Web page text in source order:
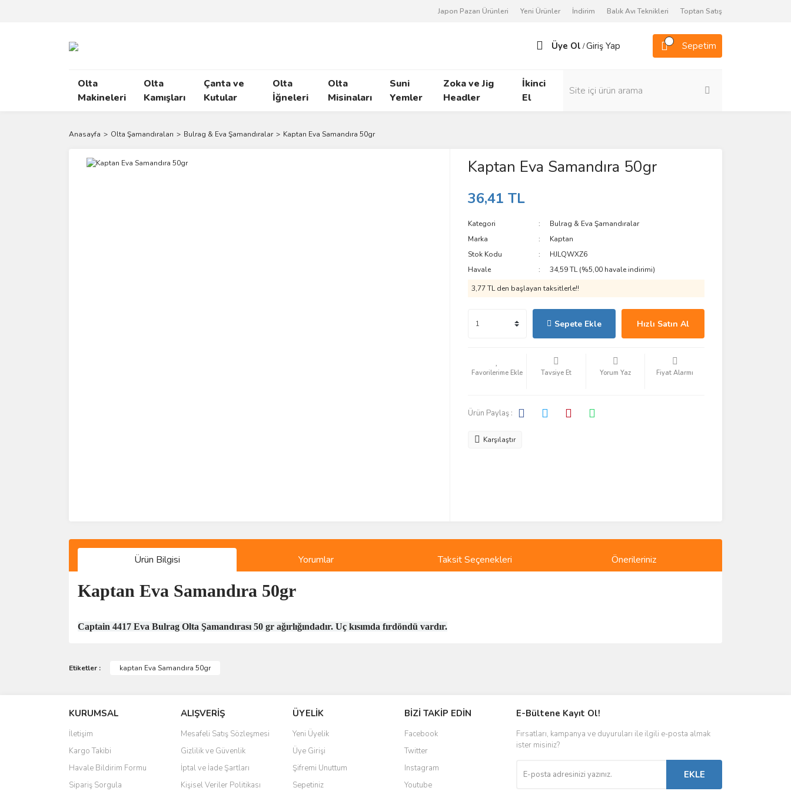
Japon Pazarı Ürünleri Yeni Ürünler İndirim Balık Avı Teknikleri Toptan Satış
Üye Ol /Giriş Yap Sepetim
Olta
Makineleri
Olta
Kamışları
Çanta ve
Kutular
Olta
İğneleri
Olta
Misinaları
Suni
Yemler
Zoka ve Jig
Headler
İkinci
El
Anasayfa Olta Şamandıraları Bulrag & Eva Şamandıralar Kaptan Eva Samandıra 50gr
Kaptan Eva Samandıra 50gr
36,41 TL
Kategori
Bulrag & Eva Şamandıralar
Marka
Kaptan
Stok Kodu
HJLQWXZ6
Havale
34,59 TL (%5,00 havale indirimi)
3,77 TL den başlayan taksitlerle!!
Sepete Ekle Hızlı Satın Al
Tavsiye Et Yorum Yaz Fiyat Alarmı
Ürün Paylaş :
Karşılaştır
Ürün Bilgisi Yorumlar Taksit Seçenekleri Önerileriniz
Kaptan Eva Samandıra 50gr
Captain 4417 Eva Bulrag Olta Şamandırası 50 gr ağırlığındadır. Uç kısımda fırdöndü vardır.
Yorum Yaz
Görüş ve önerileriniz için teşekkür ederiz.
Ürün açıklamasında eksik bilgiler bulunuyor.
Ürün bilgilerinde hatalar bulunuyor.
Ürün fiyatı diğer sitelerden daha pahalı.
Bu ürüne benzer farklı alternatifler olmalı.
Etiketler : kaptan Eva Samandıra 50gr
KURUMSAL
İletişim
Kargo Takibi
Havale Bildirim Formu
Sipariş Sorgula
ALIŞVERİŞ
Mesafeli Satış Sözleşmesi
Gizlilik ve Güvenlik
İptal ve İade Şartları
Kişisel Veriler Politikası
ÜYELİK
Yeni Üyelik
Üye Girişi
Şifremi Unuttum
Sepetiniz
BİZİ TAKİP EDİN
Facebook
Twitter
Instagram
Youtube
E-Bültene Kayıt Ol!
Fırsatları, kampanya ve duyuruları ile ilgili e-posta almak
ister misiniz?
EKLE